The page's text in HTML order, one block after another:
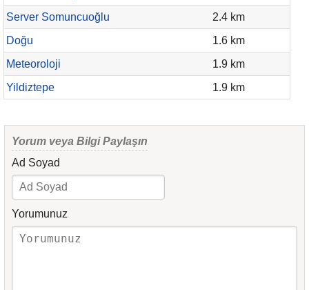
Server Somuncuoğlu
2.4 km
Doğu
1.6 km
Meteoroloji
1.9 km
Yildiztepe
1.9 km
Yorum veya Bilgi Paylaşın
Ad Soyad
Yorumunuz